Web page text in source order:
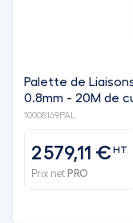
Palette de
0.8mm - 20M de
10008169PAL
2 579,11 €HT
Prix net PRO